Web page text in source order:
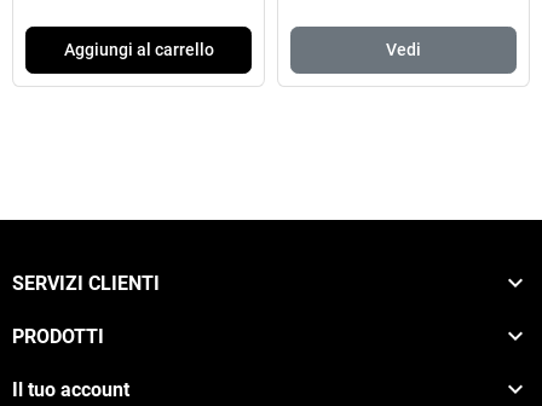
Aggiungi al carrello Vedi
SERVIZI CLIENTI 
PRODOTTI 
Il tuo account 